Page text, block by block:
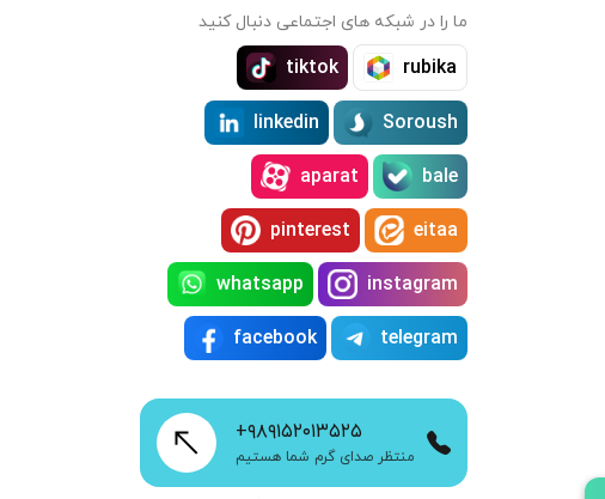
ما را در شبکه های اجتماعی دنبال کنید
rubika
tiktok
Soroush
linkedin
bale
aparat
eitaa
pinterest
instagram
whatsapp
telegram
facebook
+۹۸۹۱۵۲۰۱۳۵۲۵
منتظر صدای گرم شما هستیم